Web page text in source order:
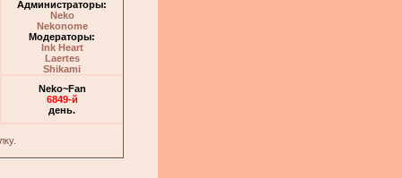
Администраторы:
Neko
Nekonome
Модераторы:
Ink Heart
Laertes
Shikami
Neko~Fan
6849-й
день.